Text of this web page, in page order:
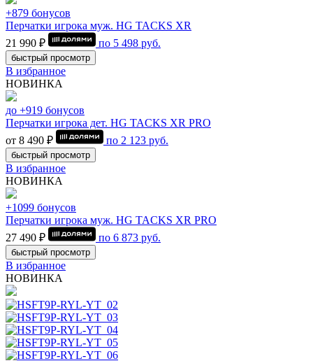
+879 бонусов
Перчатки игрока муж. HG TACKS XR
21 990 ₽
по 5 498 руб.
быстрый просмотр
В избранное
НОВИНКА
до +919 бонусов
Перчатки игрока дет. HG TACKS XR PRO
от 8 490 ₽
по 2 123 руб.
быстрый просмотр
В избранное
НОВИНКА
+1099 бонусов
Перчатки игрока муж. HG TACKS XR PRO
27 490 ₽
по 6 873 руб.
быстрый просмотр
В избранное
НОВИНКА